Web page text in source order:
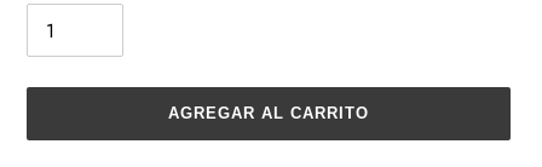
AGREGAR AL CARRITO